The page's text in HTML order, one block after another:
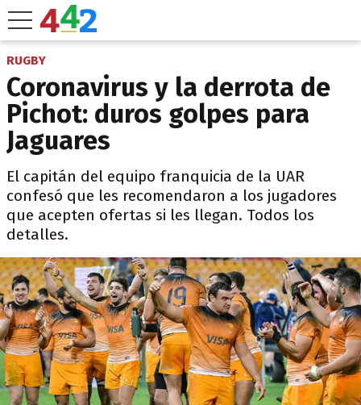
RUGBY
Coronavirus y la derrota de
Pichot: duros golpes para
Jaguares
El capitán del equipo franquicia de la UAR
confesó que les recomendaron a los jugadores
que acepten ofertas si les llegan. Todos los
detalles.